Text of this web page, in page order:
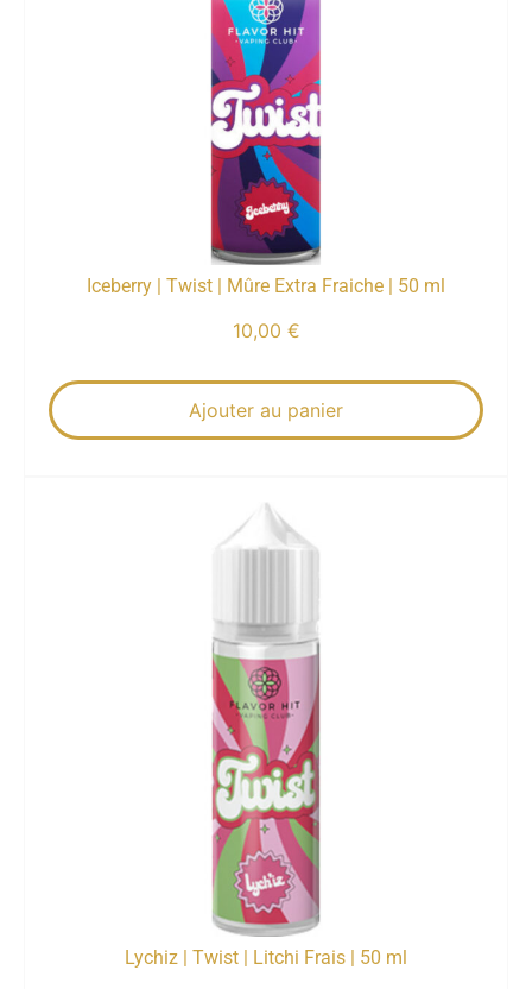
Iceberry | Twist | Mûre Extra Fraiche | 50 ml
10,00 €
Ajouter au panier
Lychiz | Twist | Litchi Frais | 50 ml